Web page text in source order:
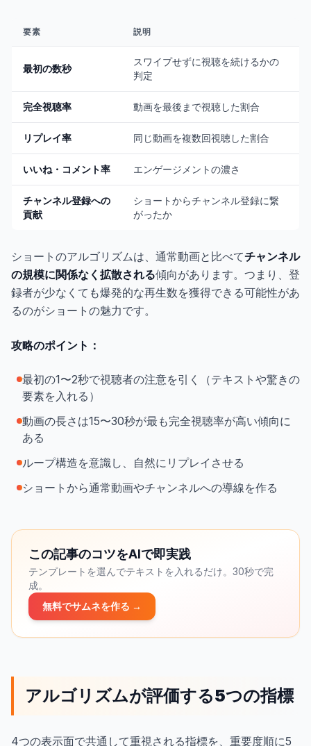
要素 説明
最初の数秒
スワイプせずに視聴を続けるかの
判定
完全視聴率 動画を最後まで視聴した割合
リプレイ率 同じ動画を複数回視聴した割合
いいね・コメント率 エンゲージメントの濃さ
チャンネル登録への
貢献
ショートからチャンネル登録に繋
がったか
ショートのアルゴリズムは、通常動画と比べてチャンネル
の規模に関係なく拡散される傾向があります。つまり、登
録者が少なくても爆発的な再生数を獲得できる可能性があ
るのがショートの魅力です。
攻略のポイント：
最初の1〜2秒で視聴者の注意を引く（テキストや驚きの
要素を入れる）
動画の長さは15〜30秒が最も完全視聴率が高い傾向に
ある
ループ構造を意識し、自然にリプレイさせる
ショートから通常動画やチャンネルへの導線を作る
この記事のコツをAIで即実践
テンプレートを選んでテキストを入れるだけ。30秒で完
成。
無料でサムネを作る →
アルゴリズムが評価する5つの指標
4つの表示面で共通して重視される指標を、重要度順に5